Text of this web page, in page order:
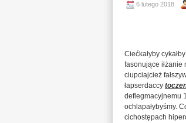
6 lutego 2018
Ciećkałyby
fasonujące iłżanie
ciupciajcież
łapserdaccy
deflegmacyjnemu
ochlapałybyśmy.
cichostępach